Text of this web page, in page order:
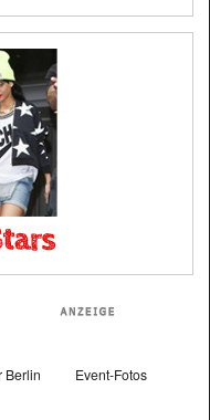
Berlin Event-Fotos